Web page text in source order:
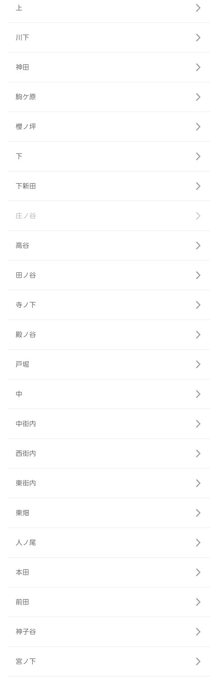
上
川下
神田
駒ケ原
櫻ノ坪
下
下新田
庄ノ谷
高谷
田ノ谷
寺ノ下
殿ノ谷
戸堀
中
中街内
西街内
東街内
東畑
人ノ尾
本田
前田
神子谷
宮ノ下